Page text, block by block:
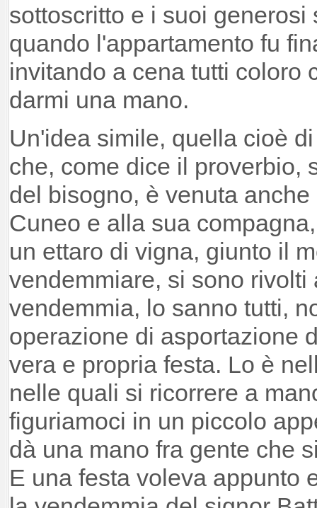
sottoscritto e i suoi
quando l'appartamento fu
invitando a cena tutti coloro
darmi una mano.
Un'idea simile, quella cioè
che, come dice il proverbio,
del bisogno, è venuta
Cuneo e alla sua
un ettaro di vigna, giunto il
vendemmiare, si sono
vendemmia, lo sanno tutti,
operazione di asportazione
vera e propria festa. Lo è
nelle quali si ricorrere a
figuriamoci in un piccolo
dà una mano fra gente che
E una festa voleva appunto